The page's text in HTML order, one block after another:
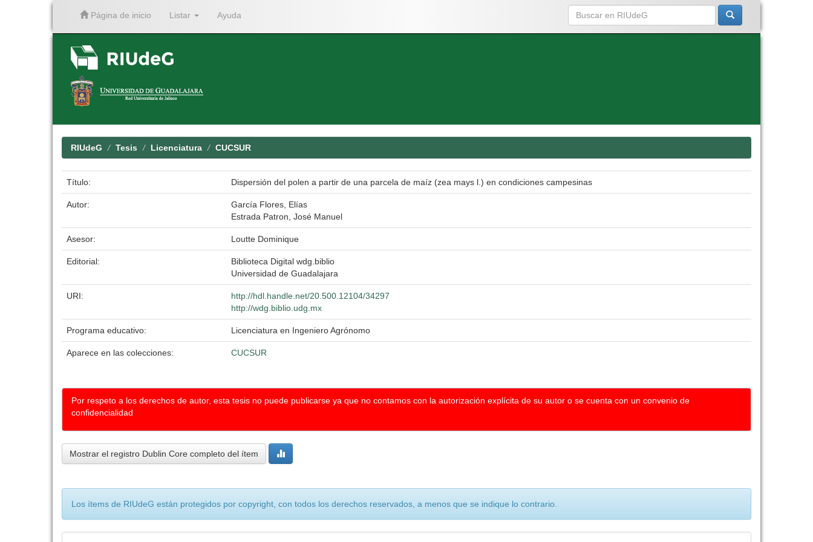
Página de inicio Listar Ayuda
RIUdeG Tesis Licenciatura CUCSUR
Título: Dispersión del polen a partir de una parcela de maíz (zea mays l.) en condiciones campesinas
Autor:
García Flores, Elías
Estrada Patron, José Manuel
Asesor: Loutte Dominique
Editorial:
Biblioteca Digital wdg.biblio
Universidad de Guadalajara
URI:
http://hdl.handle.net/20.500.12104/34297
http://wdg.biblio.udg.mx
Programa educativo: Licenciatura en Ingeniero Agrónomo
Aparece en las colecciones: CUCSUR
Por respeto a los derechos de autor, esta tesis no puede publicarse ya que no contamos con la autorización explícita de su autor o se cuenta con un convenio de
confidencialidad
Mostrar el registro Dublin Core completo del ítem
Los ítems de RIUdeG están protegidos por copyright, con todos los derechos reservados, a menos que se indique lo contrario.